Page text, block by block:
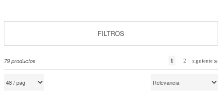
Por Puntos
79 productos 1 2 siguiente
FILTROS